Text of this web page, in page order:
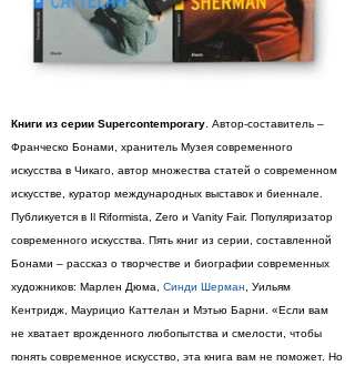
Книги из серии Supercontemporary . Автор-составитель –
Франческо Бонами, хранитель Музея современного
искусства в Чикаго, автор множества статей о современном
искусстве, куратор международных выставок и биеннале.
Публикуется в Il Riformista, Zero и Vanity Fair. Популяризатор
современного искусства. Пять книг из серии, составленной
Бонами – рассказ о творчестве и биографии современных
художников: Марлен Дюма, Синди Шерман , Уильям
Кентридж, Маурицио Каттелан и Мэтью Барни. «Если вам
не хватает врожденного любопытства и смелости, чтобы
понять современное искусство, эта книга вам не поможет. Но